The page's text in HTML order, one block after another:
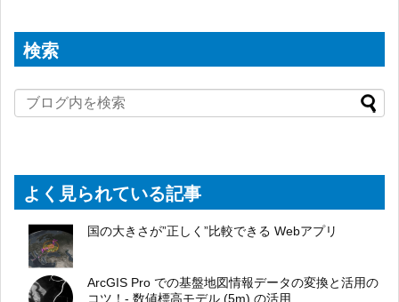
検索
よく見られている記事
国の大きさが”正しく”比較できる Webアプリ
ArcGIS Pro での基盤地図情報データの変換と活用の
コツ！- 数値標高モデル (5m) の活用